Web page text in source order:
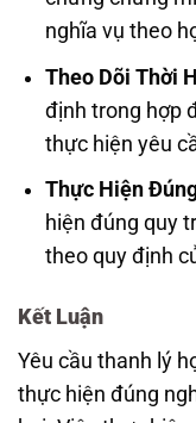
nghĩa vụ theo
Theo Dõi Thời
định trong hợp
thực hiện yêu
Thực Hiện
hiện đúng quy
theo quy định
Kết Luận
Yêu cầu thanh lý
thực hiện đúng